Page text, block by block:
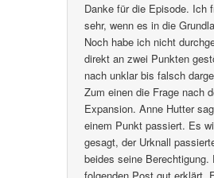
Danke für die Episode. Ich
sehr, wenn es in die
Noch habe ich nicht
direkt an zwei Punkten
nach unklar bis falsch
Zum einen die Frage nach
Expansion. Anne Hutter
einem Punkt passiert. Es
gesagt, der Urknall
beides seine Berechtigung.